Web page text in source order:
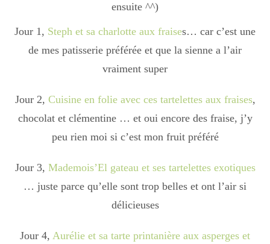
Mes amis en cuisine
Recettes Végétariennes
Resto
Tuto
ensuite ^^)
Jour 1, Steph et sa charlotte aux fraises… car c’est une
de mes patisserie préférée et que la sienne a l’air
vraiment super
Jour 2, Cuisine en folie avec ces tartelettes aux fraises,
chocolat et clémentine … et oui encore des fraise, j’y
peu rien moi si c’est mon fruit préféré
Jour 3, Mademois’El gateau et ses tartelettes exotiques
… juste parce qu’elle sont trop belles et ont l’air si
délicieuses
Jour 4, Aurélie et sa tarte printanière aux asperges et